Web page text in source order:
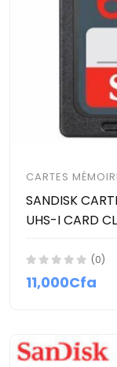
CARTES
SANDISK
UHS-I CARD
(0)
11,000Cfa